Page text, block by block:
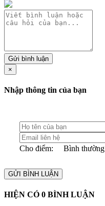
Gửi bình luận
×
Nhập thông tin của bạn
Cho điểm: Bình thường
GỬI BÌNH LUẬN
HIỆN CÓ 0 BÌNH LUẬN